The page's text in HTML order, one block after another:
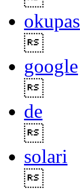
okupas
google
de
solari